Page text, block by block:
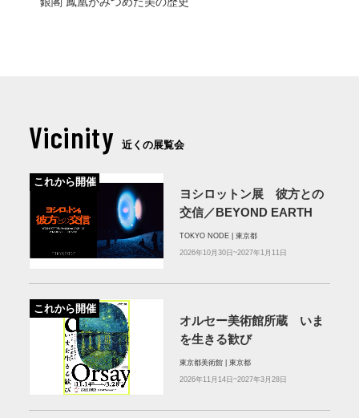
Vicinity 近くの展覧会
これから開催
ヨシロットン展 彼方との
交信／BEYOND EARTH
TOKYO NODE | 東京都
2026年10月30日~2027年1月11日
これから開催
オルセー美術館所蔵 いま
を生きる歓び
東京都美術館 | 東京都
2026年11月14日~2027年3月28日